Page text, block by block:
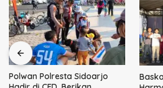
Polwan Polresta Sidoarjo